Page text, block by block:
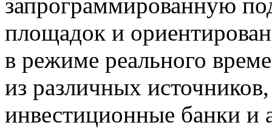
площадок и
в режиме реального
из различных
инвестиционные банки и